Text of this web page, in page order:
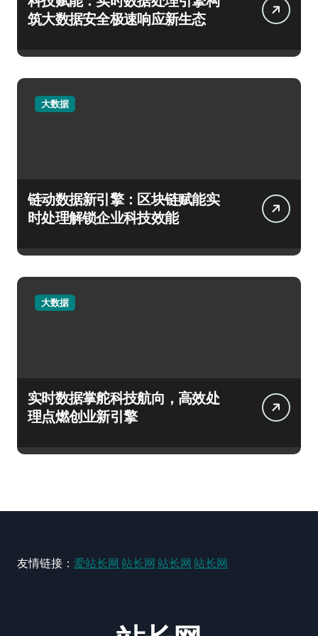
筑大数据安全极速响应新生态
大数据
链动数据新引擎：区块链赋能实
时处理解锁企业科技效能
大数据
实时数据掌舵科技航向，高效处
理点燃创业新引擎
友情链接： 爱站长网 站长网 站长网 站长网